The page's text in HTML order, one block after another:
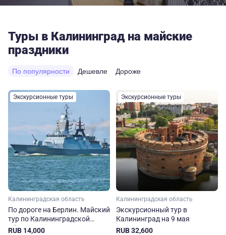
Туры в Калининград на майские
праздники
По популярности Дешевле Дороже
Экскурсионные туры
Калининградская область
По дороге на Берлин. Майский
тур по Калининградской
области
RUB 14,000
Экскурсионные туры
Калининградская область
Экскурсионный тур в
Калининград на 9 мая
RUB 32,600